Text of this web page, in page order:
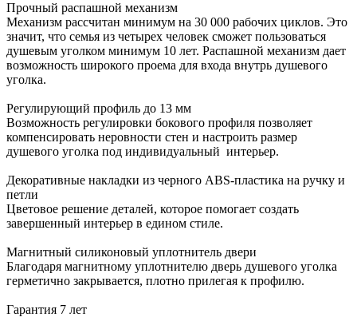
Прочный распашной механизм
Механизм рассчитан минимум на 30 000 рабочих циклов. Это
значит, что семья из четырех человек сможет пользоваться
душевым уголком минимум 10 лет. Распашной механизм дает
возможность широкого проема для входа внутрь душевого
уголка.
Регулирующий профиль до 13 мм
Возможность регулировки бокового профиля позволяет
компенсировать неровности стен и настроить размер
душевого уголка под индивидуальный интерьер.
Декоративные накладки из черного ABS-пластика на ручку и
петли
Цветовое решение деталей, которое помогает создать
завершенный интерьер в едином стиле.
Магнитный силиконовый уплотнитель двери
Благодаря магнитному уплотнителю дверь душевого уголка
герметично закрывается, плотно прилегая к профилю.
Гарантия 7 лет